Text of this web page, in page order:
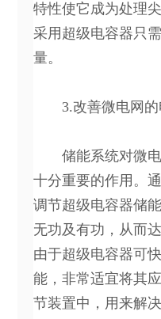
特性使它成为处理
采用超级电容器只
量。
3.改善微电网的
储能系统对微电
十分重要的作用。
调节超级电容器储
无功及有功，从而
由于超级电容器可
能，非常适宜将其
节装置中，用来解